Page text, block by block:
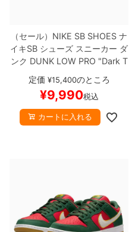
（セール） NIKE SB SHOES ナ
イキSB シューズ スニーカー ダ
ンク DUNK LOW PRO "Dark T
eam Red"
ートボード スケボー【キャン
セル/返品/交換不可商品】
定価 ¥15,400のところ
¥9,990税込
カートに入れる